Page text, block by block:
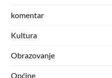
komentar
Kultura
Obrazovanje
Općine